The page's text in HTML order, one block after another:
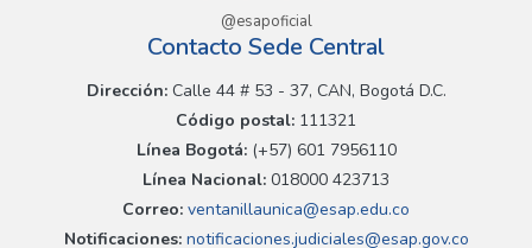
@esapoficial
Contacto Sede Central
Dirección:Calle 44 # 53 - 37, CAN, Bogotá D.C.
Código postal: 111321
Línea Bogotá:(+57) 601 7956110
Línea Nacional: 018000 423713
Correo: ventanillaunica@esap.edu.co
Notificaciones:notificaciones.judiciales@esap.gov.co